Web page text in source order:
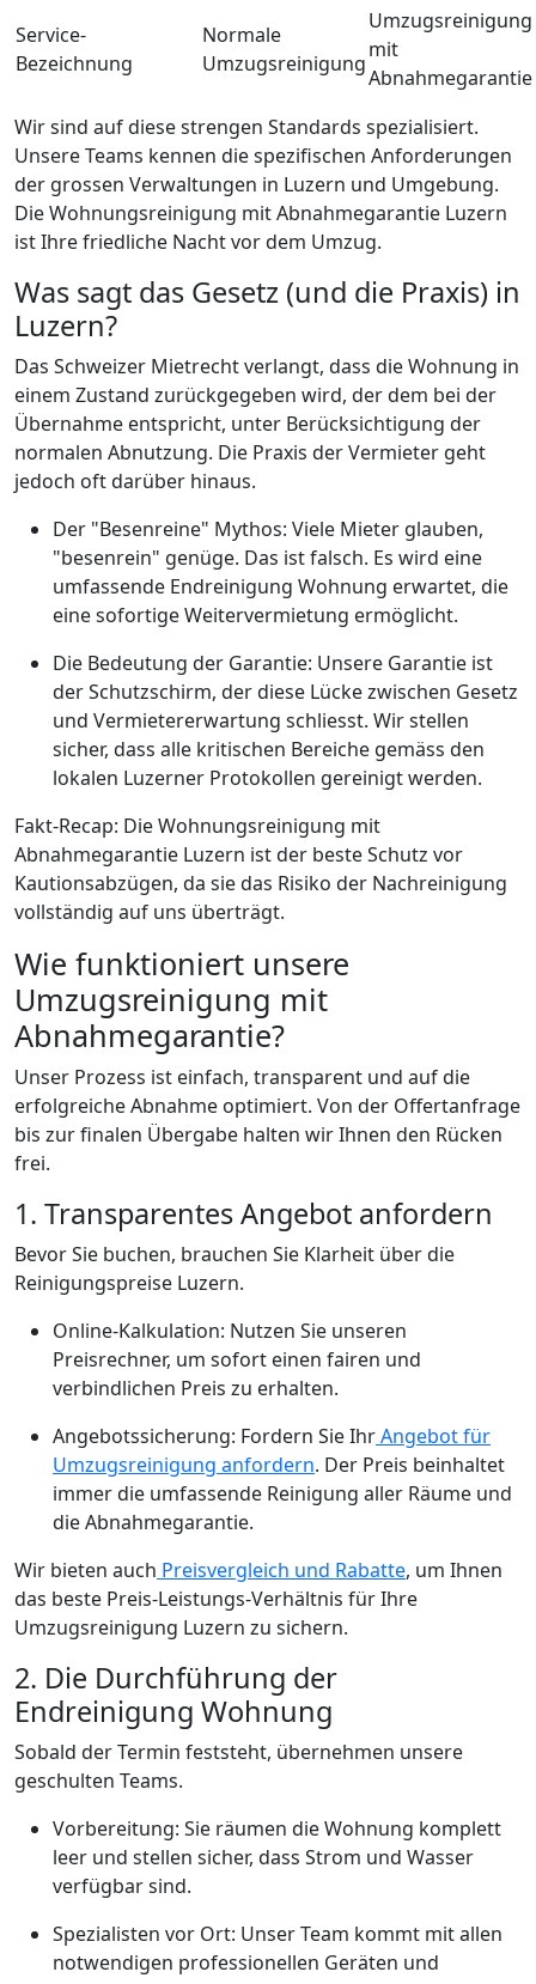
Service-
Bezeichnung
Normale
Umzugsreinigung
Umzugsreinigung
mit
Abnahmegarantie
Wir sind auf diese strengen Standards spezialisiert.
Unsere Teams kennen die spezifischen Anforderungen
der grossen Verwaltungen in Luzern und Umgebung.
Die Wohnungsreinigung mit Abnahmegarantie Luzern
ist Ihre friedliche Nacht vor dem Umzug.
Was sagt das Gesetz (und die Praxis) in
Luzern?
Das Schweizer Mietrecht verlangt, dass die Wohnung in
einem Zustand zurückgegeben wird, der dem bei der
Übernahme entspricht, unter Berücksichtigung der
normalen Abnutzung. Die Praxis der Vermieter geht
jedoch oft darüber hinaus.
Der "Besenreine" Mythos: Viele Mieter glauben,
"besenrein" genüge. Das ist falsch. Es wird eine
umfassende Endreinigung Wohnung erwartet, die
eine sofortige Weitervermietung ermöglicht.
Die Bedeutung der Garantie: Unsere Garantie ist
der Schutzschirm, der diese Lücke zwischen Gesetz
und Vermietererwartung schliesst. Wir stellen
sicher, dass alle kritischen Bereiche gemäss den
lokalen Luzerner Protokollen gereinigt werden.
Fakt-Recap: Die Wohnungsreinigung mit
Abnahmegarantie Luzern ist der beste Schutz vor
Kautionsabzügen, da sie das Risiko der Nachreinigung
vollständig auf uns überträgt.
Wie funktioniert unsere
Umzugsreinigung mit
Abnahmegarantie?
Unser Prozess ist einfach, transparent und auf die
erfolgreiche Abnahme optimiert. Von der Offertanfrage
bis zur finalen Übergabe halten wir Ihnen den Rücken
frei.
1. Transparentes Angebot anfordern
Bevor Sie buchen, brauchen Sie Klarheit über die
Reinigungspreise Luzern.
Online-Kalkulation: Nutzen Sie unseren
Preisrechner, um sofort einen fairen und
verbindlichen Preis zu erhalten.
Angebotssicherung: Fordern Sie IhrAngebot für
Umzugsreinigung anfordern. Der Preis beinhaltet
immer die umfassende Reinigung aller Räume und
die Abnahmegarantie.
Wir bieten auch Preisvergleich und Rabatte, um Ihnen
das beste Preis-Leistungs-Verhältnis für Ihre
Umzugsreinigung Luzern zu sichern.
2. Die Durchführung der
Endreinigung Wohnung
Sobald der Termin feststeht, übernehmen unsere
geschulten Teams.
Vorbereitung: Sie räumen die Wohnung komplett
leer und stellen sicher, dass Strom und Wasser
verfügbar sind.
Spezialisten vor Ort: Unser Team kommt mit allen
notwendigen professionellen Geräten und